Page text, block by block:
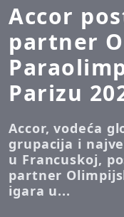
Accor
partner
Parizu
Accor, vodeća
grupacija i
u Francuskoj,
partner
igara u...